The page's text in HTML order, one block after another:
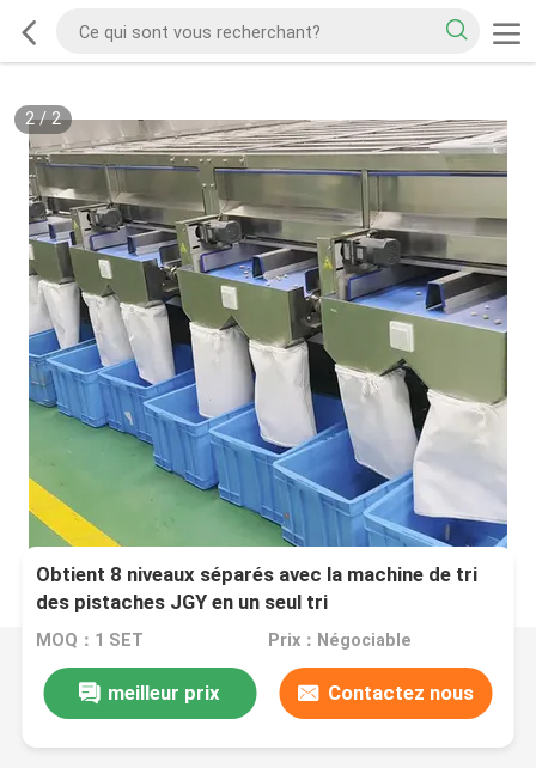
2/2
Obtient 8 niveaux séparés avec la machine de tri
des pistaches JGY en un seul tri
MOQ：1 SET Prix：Négociable
meilleur prix Contactez nous